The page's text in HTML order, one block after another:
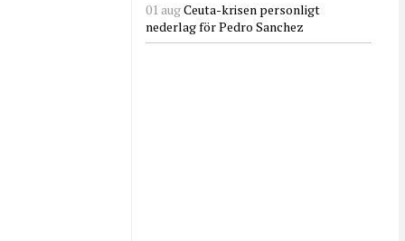
01 augCeuta-krisen personligt
nederlag för Pedro Sanchez